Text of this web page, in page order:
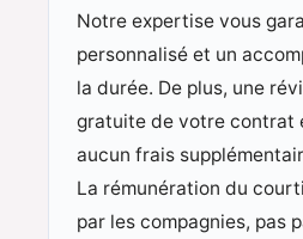
Notre expertise vous
personnalisé et un
la durée. De plus, une
gratuite de votre contrat
aucun frais
La rémunération du
par les compagnies, pas